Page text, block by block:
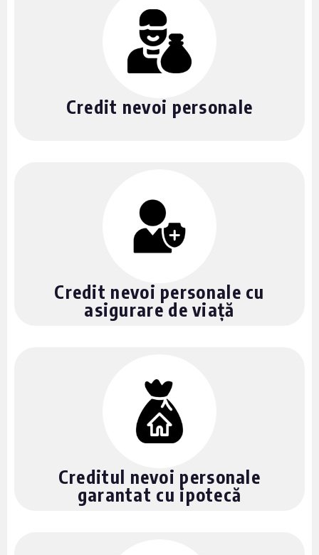
Credit nevoi personale
Credit nevoi personale cu
asigurare de viață
Creditul nevoi personale
garantat cu ipotecă